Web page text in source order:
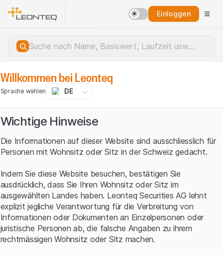
Einloggen
Serverfehler.
Willkommen bei Leonteq
Sprache wählen DE
Wichtige Hinweise
Die Informationen auf dieser Website sind ausschliesslich für
Personen mit Wohnsitz oder Sitz in der Schweiz gedacht.
Indem Sie diese Website besuchen, bestätigen Sie
ausdrücklich, dass Sie Ihren Wohnsitz oder Sitz im
ausgewählten Landes haben. Leonteq Securities AG lehnt
explizit jegliche Verantwortung für die Verbreitung von
Informationen oder Dokumenten an Einzelpersonen oder
juristische Personen ab, die falsche Angaben zu ihrem
rechtmässigen Wohnsitz oder Sitz machen.